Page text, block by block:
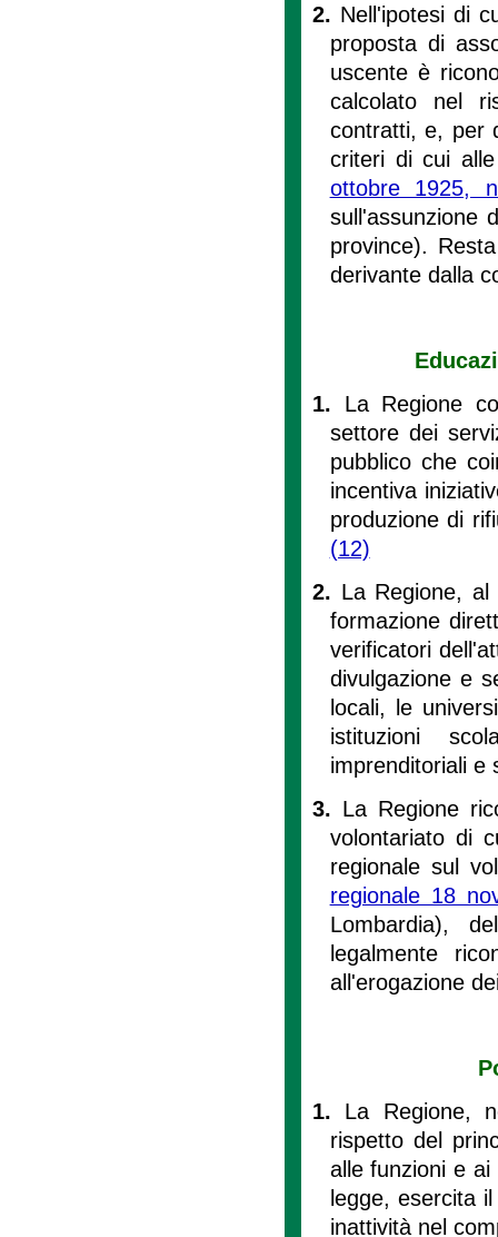
2. Nell'ipotesi di
proposta di
uscente è
calcolato nel
contratti, e, per
criteri di cui
ottobre 1925,
sull'assunzione
province).
derivante dalla
1. La Regione
settore dei
pubblico che
incentiva
produzione di
(12)
2. La Regione,
formazione
verificatori
divulgazione e
locali, le
istituzioni
imprenditoriali e
3. La Regione
volontariato di
regionale sul
regionale 18
Lombardia),
legalmente
all'erogazione
1. La Regione,
rispetto del
alle funzioni e
legge, esercita
inattività nel